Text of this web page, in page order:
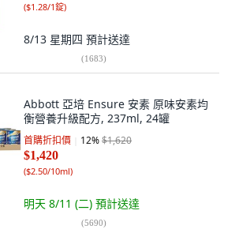
($1.28/1錠)
8/13 星期四 預計送達
(1683)
Abbott 亞培 Ensure 安素 原味安素均
衡營養升級配方, 237ml, 24罐
首購折扣價 12%$1,620
$1,420
($2.50/10ml)
明天 8/11 (二) 預計送達
(5690)